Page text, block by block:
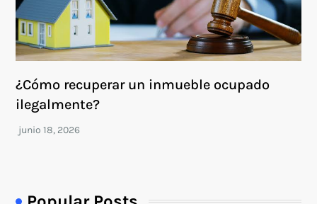
¿Cómo recuperar un inmueble ocupado
ilegalmente?